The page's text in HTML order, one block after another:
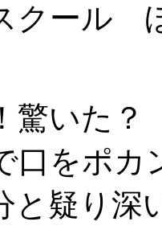
クール
驚いた？
口をポカ
疑り深い